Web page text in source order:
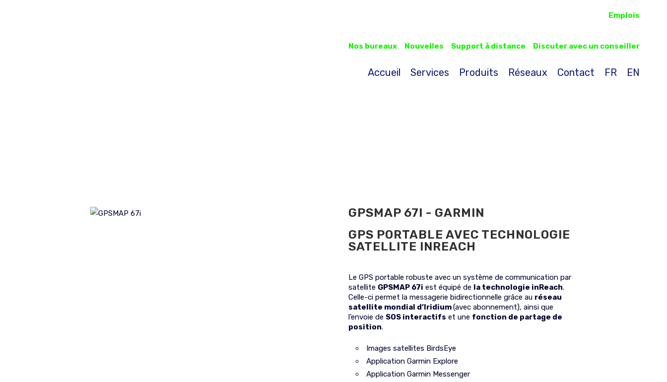
Accueil Services Produits Réseaux Contact FR EN
Nos bureaux Nouvelles Support à distance Discuter avec un conseiller
Emplois
GPSMAP 67I - GARMIN
GPS PORTABLE AVEC TECHNOLOGIE
SATELLITE INREACH
Le GPS portable robuste avec un système de communication par
satellite GPSMAP 67i est équipé de la technologie inReach.
Celle-ci permet la messagerie bidirectionnelle grâce au réseau
satellite mondial d’Iridium(avec abonnement), ainsi que
l’envoie de SOS interactifs et une fonction de partage de
position.
Images satellites BirdsEye
Application Garmin Explore
Application Garmin Messenger